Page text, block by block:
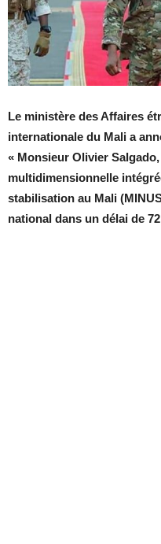
Le ministère des Affaires
internationale du Mali a
« Monsieur Olivier
multidimensionnelle
stabilisation au Mali
national dans un délai de